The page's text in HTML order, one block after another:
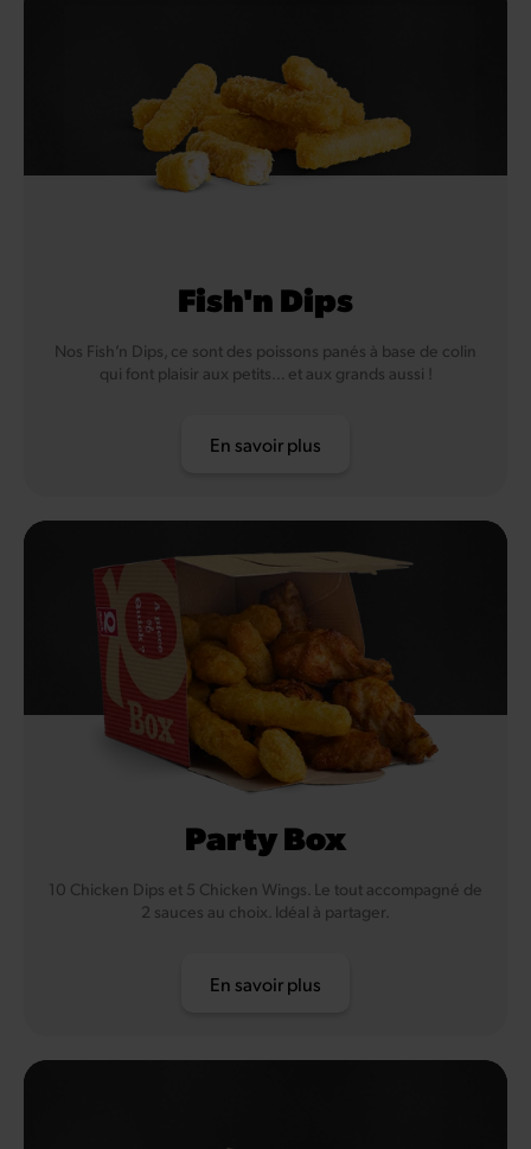
Fish'n Dips
Nos Fish’n Dips, ce sont des poissons panés à base de colin
qui font plaisir aux petits… et aux grands aussi !
En savoir plus
Party Box
10 Chicken Dips et 5 Chicken Wings. Le tout accompagné de
2 sauces au choix. Idéal à partager.
En savoir plus